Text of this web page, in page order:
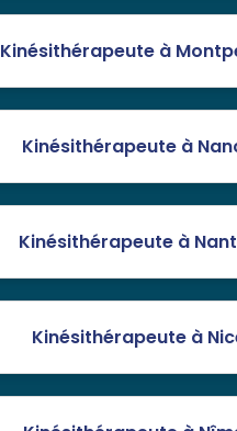
Kinésithérapeute à
Kinésithérapeute à
Kinésithérapeute à
Kinésithérapeute à